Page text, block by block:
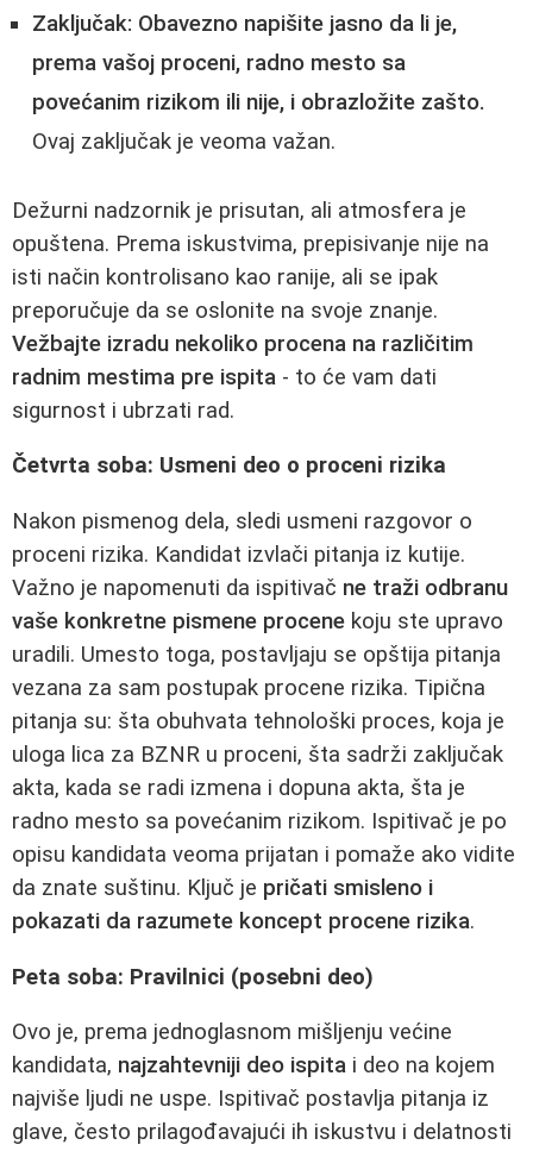
Zaključak: Obavezno napišite jasno da li je,
prema vašoj proceni, radno mesto sa
povećanim rizikom ili nije, i obrazložite zašto.
Ovaj zaključak je veoma važan.
Dežurni nadzornik je prisutan, ali atmosfera je
opuštena. Prema iskustvima, prepisivanje nije na
isti način kontrolisano kao ranije, ali se ipak
preporučuje da se oslonite na svoje znanje.
Vežbajte izradu nekoliko procena na različitim
radnim mestima pre ispita - to će vam dati
sigurnost i ubrzati rad.
Četvrta soba: Usmeni deo o proceni rizika
Nakon pismenog dela, sledi usmeni razgovor o
proceni rizika. Kandidat izvlači pitanja iz kutije.
Važno je napomenuti da ispitivač ne traži odbranu
vaše konkretne pismene procene koju ste upravo
uradili. Umesto toga, postavljaju se opštija pitanja
vezana za sam postupak procene rizika. Tipična
pitanja su: šta obuhvata tehnološki proces, koja je
uloga lica za BZNR u proceni, šta sadrži zaključak
akta, kada se radi izmena i dopuna akta, šta je
radno mesto sa povećanim rizikom. Ispitivač je po
opisu kandidata veoma prijatan i pomaže ako vidite
da znate suštinu. Ključ je pričati smisleno i
pokazati da razumete koncept procene rizika.
Peta soba: Pravilnici (posebni deo)
Ovo je, prema jednoglasnom mišljenju većine
kandidata, najzahtevniji deo ispita i deo na kojem
najviše ljudi ne uspe. Ispitivač postavlja pitanja iz
glave, često prilagođavajući ih iskustvu i delatnosti